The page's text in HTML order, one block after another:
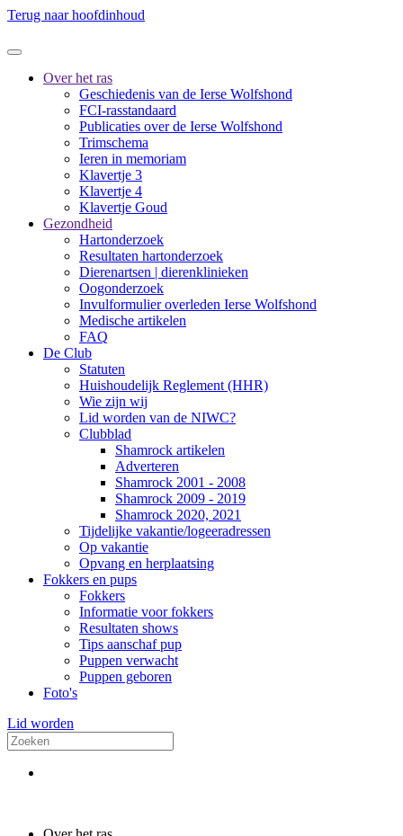
Terug naar hoofdinhoud
Over het ras
Geschiedenis van de Ierse Wolfshond
FCI-rasstandaard
Publicaties over de Ierse Wolfshond
Trimschema
Ieren in memoriam
Klavertje 3
Klavertje 4
Klavertje Goud
Gezondheid
Hartonderzoek
Resultaten hartonderzoek
Dierenartsen | dierenklinieken
Oogonderzoek
Invulformulier overleden Ierse Wolfshond
Medische artikelen
FAQ
De Club
Statuten
Huishoudelijk Reglement (HHR)
Wie zijn wij
Lid worden van de NIWC?
Clubblad
Shamrock artikelen
Adverteren
Shamrock 2001 - 2008
Shamrock 2009 - 2019
Shamrock 2020, 2021
Tijdelijke vakantie/logeeradressen
Op vakantie
Opvang en herplaatsing
Fokkers en pups
Fokkers
Informatie voor fokkers
Resultaten shows
Tips aanschaf pup
Puppen verwacht
Puppen geboren
Foto's
Lid worden